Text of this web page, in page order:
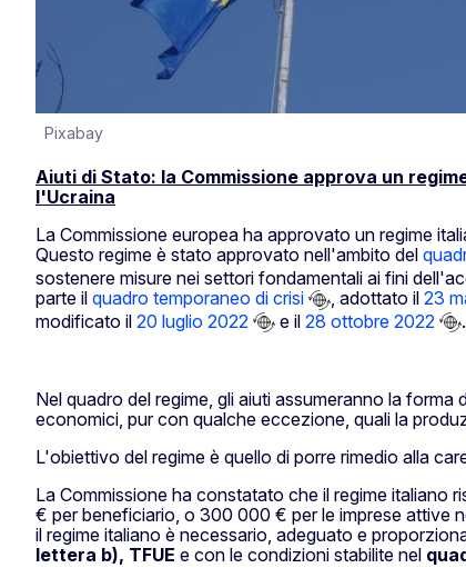
Pixabay
Aiuti di Stato: la Commissione approva un
l'Ucraina
La Commissione europea ha approvato un regime
Questo regime è stato approvato nell'ambito del
sostenere misure nei settori fondamentali ai fini
parte il quadro temporaneo di crisi , adottato il 23
modificato il 20 luglio 2022 e il 28 ottobre 2022 .
Nel quadro del regime, gli aiuti assumeranno la forma
economici, pur con qualche eccezione, quali la
L'obiettivo del regime è quello di porre rimedio alla
La Commissione ha constatato che il regime italiano
€ per beneficiario, o 300 000 € per le imprese attive
il regime italiano è necessario, adeguato e
lettera b), TFUE e con le condizioni stabilite nel